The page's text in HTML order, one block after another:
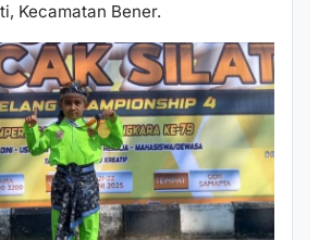
Kecamatan Bener.